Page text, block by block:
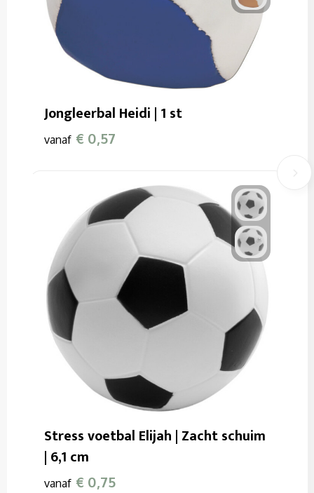
Jongleerbal Heidi | 1 st
vanaf € 0,57
Stress voetbal Elijah | Zacht schuim
| 6,1 cm
vanaf € 0,75